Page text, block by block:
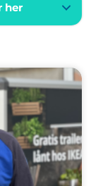
her